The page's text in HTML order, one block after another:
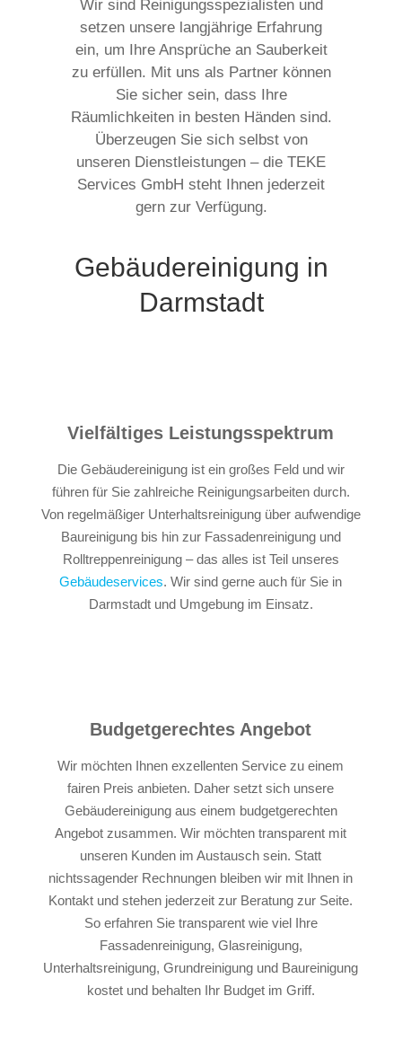
Wir sind Reinigungsspezialisten und
setzen unsere langjährige Erfahrung
ein, um Ihre Ansprüche an Sauberkeit
zu erfüllen. Mit uns als Partner können
Sie sicher sein, dass Ihre
Räumlichkeiten in besten Händen sind.
Überzeugen Sie sich selbst von
unseren Dienstleistungen – die TEKE
Services GmbH steht Ihnen jederzeit
gern zur Verfügung.
Gebäudereinigung in
Darmstadt
Vielfältiges Leistungsspektrum
Die Gebäudereinigung ist ein großes Feld und wir
führen für Sie zahlreiche Reinigungsarbeiten durch.
Von regelmäßiger Unterhaltsreinigung über aufwendige
Baureinigung bis hin zur Fassadenreinigung und
Rolltreppenreinigung – das alles ist Teil unseres
Gebäudeservices. Wir sind gerne auch für Sie in
Darmstadt und Umgebung im Einsatz.
Budgetgerechtes Angebot
Wir möchten Ihnen exzellenten Service zu einem
fairen Preis anbieten. Daher setzt sich unsere
Gebäudereinigung aus einem budgetgerechten
Angebot zusammen. Wir möchten transparent mit
unseren Kunden im Austausch sein. Statt
nichtssagender Rechnungen bleiben wir mit Ihnen in
Kontakt und stehen jederzeit zur Beratung zur Seite.
So erfahren Sie transparent wie viel Ihre
Fassadenreinigung, Glasreinigung,
Unterhaltsreinigung, Grundreinigung und Baureinigung
kostet und behalten Ihr Budget im Griff.